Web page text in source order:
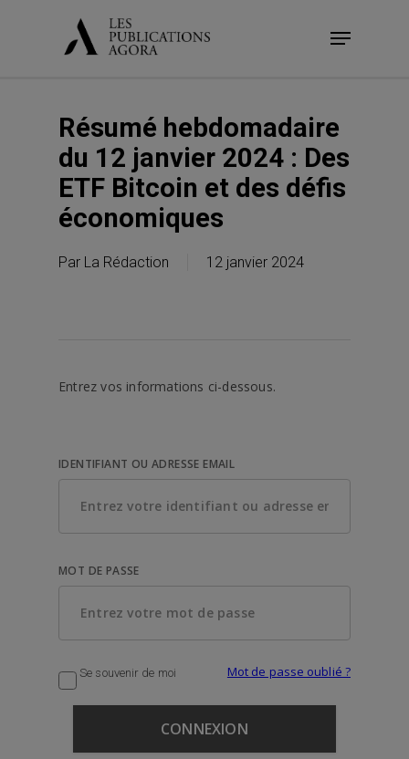
Menu
Résumé hebdomadaire
du 12 janvier 2024 : Des
ETF Bitcoin et des défis
économiques
Par La Rédaction 12 janvier 2024
Entrez vos informations ci-dessous.
IDENTIFIANT OU ADRESSE EMAIL
MOT DE PASSE
Se souvenir de moi Mot de passe oublié ?